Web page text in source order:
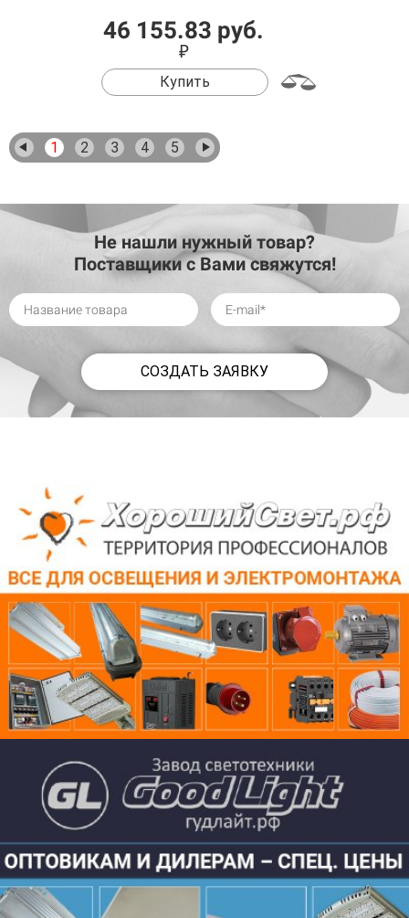
46 155.83 руб.
₽
Купить
1 2 3 4 5
Не нашли нужный товар?
Поставщики с Вами свяжутся!
СОЗДАТЬ ЗАЯВКУ